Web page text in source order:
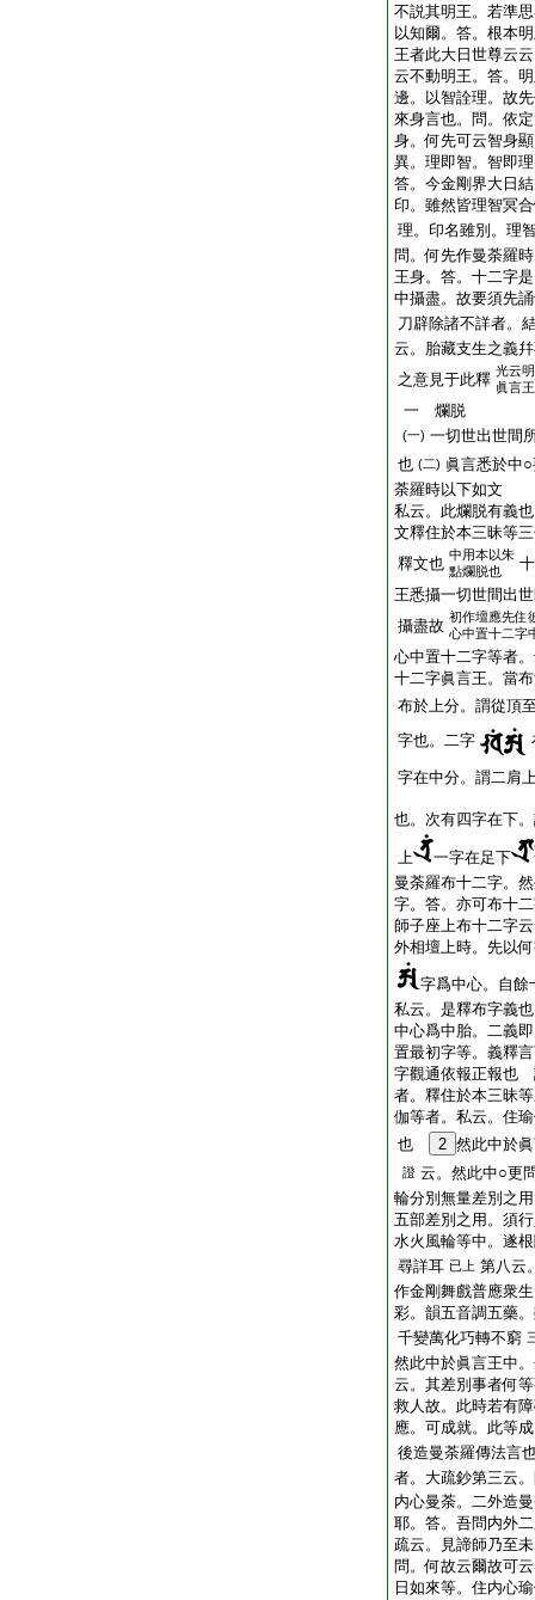
不説其明王。若準
以知爾。答。根本
王者此大日世尊云
云不動明王。答。
邊。以智詮理。故
來身言也。問。依
身。何先可云智身
異。理即智。智即
答。今金剛界大日
印。雖然皆理智冥
理。印名雖別。理
問。何先作曼荼羅
王身。答。十二字
中攝盡。故要須先
刀辟除諸不詳者。
云。胎藏支生之義
之意見于此釋 光云
眞言
一 爛脱
(一) 一切世出世間
也 (二) 眞言悉於中
荼羅時以下如文
私云。此爛脱有義
文釋住於本三昧等
釋文也 中用本以朱
點爛脱也
王悉攝一切世間出
攝盡故 初作壇應先住
心中置十二字
心中置十二字等者
十二字眞言王。當
布於上分。謂從頂
字也。二字
字在中分。謂二肩
也。次有四字在下
上
一字在足下
曼荼羅布十二字。
字。答。亦可布十
師子座上布十二字
外相壇上時。先以
字爲中心。自餘
私云。是釋布字義
中心爲中胎。二義
置最初字等。義釋
字觀通依報正報也
者。釋住於本三昧
伽等者。私云。住
也
2 然此中於
證 云。然此中○更
輪分別無量差別之
五部差別之用。須
水火風輪等中。遂
尋詳耳 已上 第八云
作金剛舞戲普應衆
彩。韻五音調五藥
千變萬化巧轉不窮
然此中於眞言王中
云。其差別事者何
救人故。此時若有
應。可成就。此等
後造曼荼羅傳法言
者。大疏鈔第三云
内心曼荼。二外造
耶。答。吾問内外
疏云。見諦師乃至
問。何故云爾故可
日如來等。住内心